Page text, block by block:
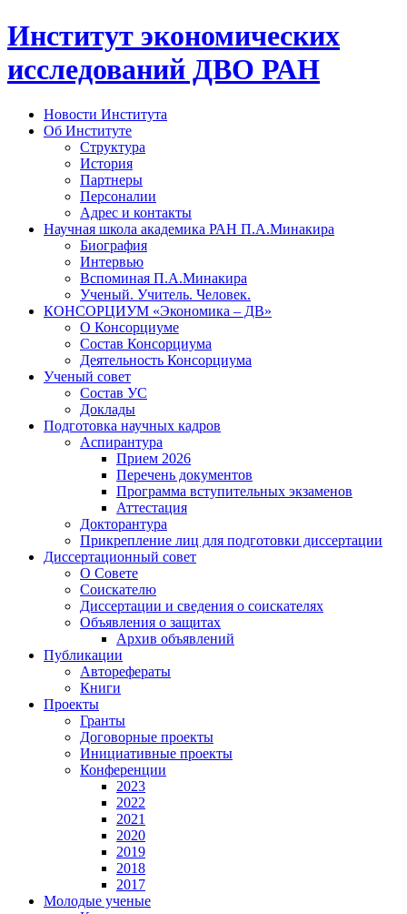
Институт экономических
исследований ДВО РАН
Новости Института
Об Институте
Структура
История
Партнеры
Персоналии
Адрес и контакты
Научная школа академика РАН П.А.Минакира
Биография
Интервью
Вспоминая П.А.Минакира
Ученый. Учитель. Человек.
КОНСОРЦИУМ «Экономика – ДВ»
О Консорциуме
Состав Консорциума
Деятельность Консорциума
Ученый совет
Состав УС
Доклады
Подготовка научных кадров
Аспирантура
Прием 2026
Перечень документов
Программа вступительных экзаменов
Аттестация
Докторантура
Прикрепление лиц для подготовки диссертации
Диссертационный совет
О Совете
Соискателю
Диссертации и сведения о соискателях
Объявления о защитах
Архив объявлений
Публикации
Авторефераты
Книги
Проекты
Гранты
Договорные проекты
Инициативные проекты
Конференции
2023
2022
2021
2020
2019
2018
2017
Молодые ученые